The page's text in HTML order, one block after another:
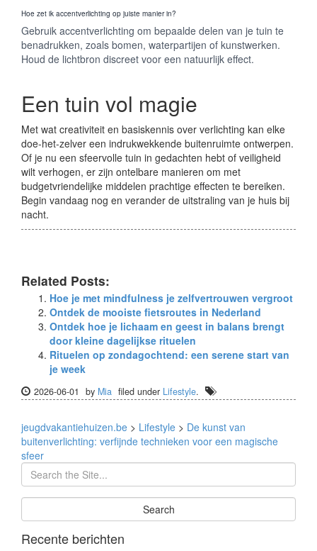
Hoe zet ik accentverlichting op juiste manier in?
Gebruik accentverlichting om bepaalde delen van je tuin te
benadrukken, zoals bomen, waterpartijen of kunstwerken.
Houd de lichtbron discreet voor een natuurlijk effect.
Een tuin vol magie
Met wat creativiteit en basiskennis over verlichting kan elke
doe-het-zelver een indrukwekkende buitenruimte ontwerpen.
Of je nu een sfeervolle tuin in gedachten hebt of veiligheid
wilt verhogen, er zijn ontelbare manieren om met
budgetvriendelijke middelen prachtige effecten te bereiken.
Begin vandaag nog en verander de uitstraling van je huis bij
nacht.
Related Posts:
Hoe je met mindfulness je zelfvertrouwen vergroot
Ontdek de mooiste fietsroutes in Nederland
Ontdek hoe je lichaam en geest in balans brengt
door kleine dagelijkse rituelen
Rituelen op zondagochtend: een serene start van
je week
2026-06-01 by Mia filed under Lifestyle.
jeugdvakantiehuizen.be > Lifestyle > De kunst van
buitenverlichting: verfijnde technieken voor een magische
sfeer
Recente berichten